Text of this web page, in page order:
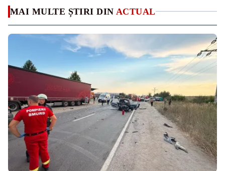
MAI MULTE ȘTIRI DIN ACTUAL